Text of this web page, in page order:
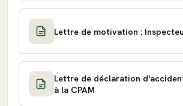
Lettre de motivation :
Lettre de déclaration
à la CPAM